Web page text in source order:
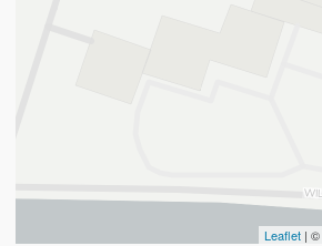
Leaflet | ©